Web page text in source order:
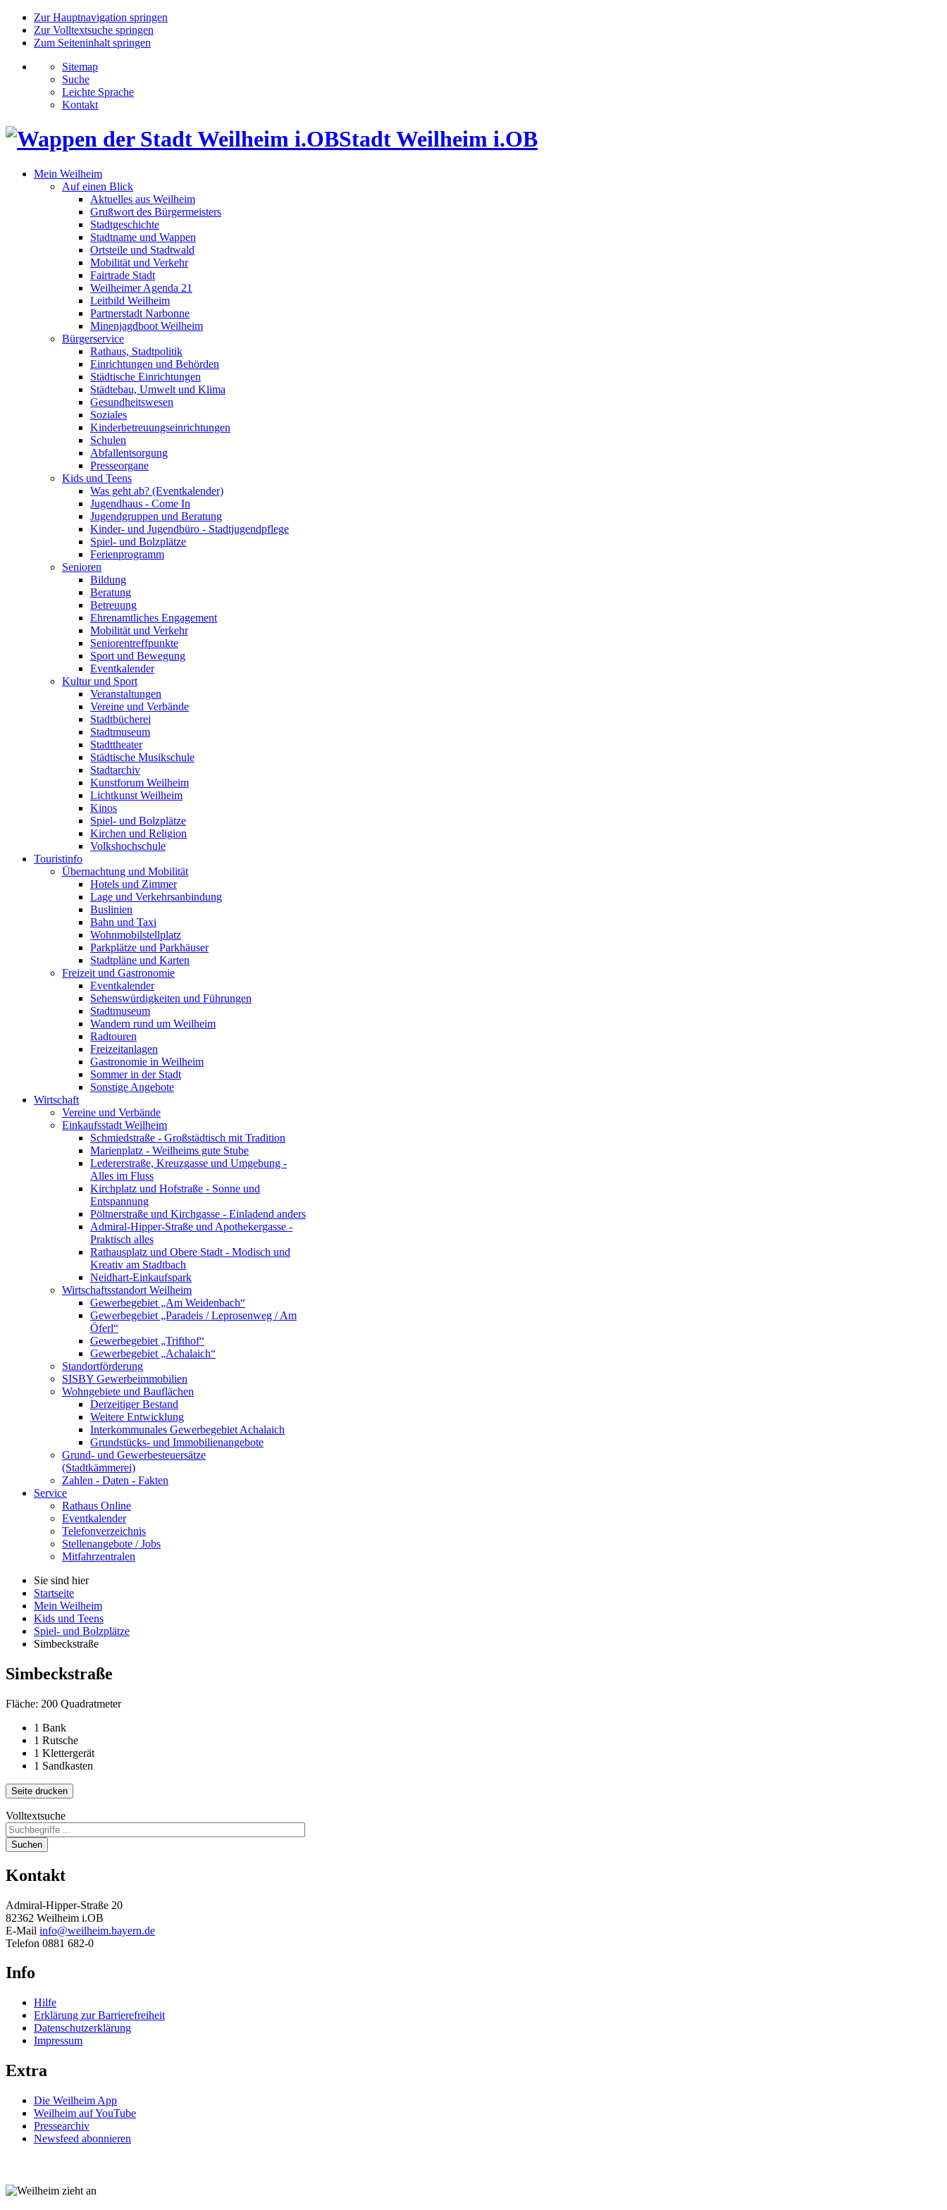
Zur Hauptnavigation springen
Zur Volltextsuche springen
Zum Seiteninhalt springen
Sitemap
Suche
Leichte Sprache
Kontakt
Stadt Weilheim i.OB
Mein Weilheim
Auf einen Blick
Aktuelles aus Weilheim
Grußwort des Bürgermeisters
Stadtgeschichte
Stadtname und Wappen
Ortsteile und Stadtwald
Mobilität und Verkehr
Fairtrade Stadt
Weilheimer Agenda 21
Leitbild Weilheim
Partnerstadt Narbonne
Minenjagdboot Weilheim
Bürgerservice
Rathaus, Stadtpolitik
Einrichtungen und Behörden
Städtische Einrichtungen
Städtebau, Umwelt und Klima
Gesundheitswesen
Soziales
Kinderbetreuungseinrichtungen
Schulen
Abfallentsorgung
Presseorgane
Kids und Teens
Was geht ab? (Eventkalender)
Jugendhaus - Come In
Jugendgruppen und Beratung
Kinder- und Jugendbüro - Stadtjugendpflege
Spiel- und Bolzplätze
Ferienprogramm
Senioren
Bildung
Beratung
Betreuung
Ehrenamtliches Engagement
Mobilität und Verkehr
Seniorentreffpunkte
Sport und Bewegung
Eventkalender
Kultur und Sport
Veranstaltungen
Vereine und Verbände
Stadtbücherei
Stadtmuseum
Stadttheater
Städtische Musikschule
Stadtarchiv
Kunstforum Weilheim
Lichtkunst Weilheim
Kinos
Spiel- und Bolzplätze
Kirchen und Religion
Volkshochschule
Touristinfo
Übernachtung und Mobilität
Hotels und Zimmer
Lage und Verkehrsanbindung
Buslinien
Bahn und Taxi
Wohnmobilstellplatz
Parkplätze und Parkhäuser
Stadtpläne und Karten
Freizeit und Gastronomie
Eventkalender
Sehenswürdigkeiten und Führungen
Stadtmuseum
Wandern rund um Weilheim
Radtouren
Freizeitanlagen
Gastronomie in Weilheim
Sommer in der Stadt
Sonstige Angebote
Wirtschaft
Vereine und Verbände
Einkaufsstadt Weilheim
Schmiedstraße - Großstädtisch mit Tradition
Marienplatz - Weilheims gute Stube
Ledererstraße, Kreuzgasse und Umgebung -
Alles im Fluss
Kirchplatz und Hofstraße - Sonne und
Entspannung
Pöltnerstraße und Kirchgasse - Einladend anders
Admiral-Hipper-Straße und Apothekergasse -
Praktisch alles
Rathausplatz und Obere Stadt - Modisch und
Kreativ am Stadtbach
Neidhart-Einkaufspark
Wirtschaftsstandort Weilheim
Gewerbegebiet „Am Weidenbach“
Gewerbegebiet „Paradeis / Leprosenweg / Am
Öferl“
Gewerbegebiet „Trifthof“
Gewerbegebiet „Achalaich“
Standortförderung
SISBY Gewerbeimmobilien
Wohngebiete und Bauflächen
Derzeitiger Bestand
Weitere Entwicklung
Interkommunales Gewerbegebiet Achalaich
Grundstücks- und Immobilienangebote
Grund- und Gewerbesteuersätze
(Stadtkämmerei)
Zahlen - Daten - Fakten
Service
Rathaus Online
Eventkalender
Telefonverzeichnis
Stellenangebote / Jobs
Mitfahrzentralen
Sie sind hier
Startseite
Mein Weilheim
Kids und Teens
Spiel- und Bolzplätze
Simbeckstraße
Simbeckstraße
Fläche: 200 Quadratmeter
1 Bank
1 Rutsche
1 Klettergerät
1 Sandkasten
Seite drucken
Volltextsuche
Suchen
Kontakt
Admiral-Hipper-Straße 20
82362 Weilheim i.OB
E-Mail info@weilheim.bayern.de
Telefon 0881 682-0
Info
Hilfe
Erklärung zur Barrierefreiheit
Datenschutzerklärung
Impressum
Extra
Die Weilheim App
Weilheim auf YouTube
Pressearchiv
Newsfeed abonnieren